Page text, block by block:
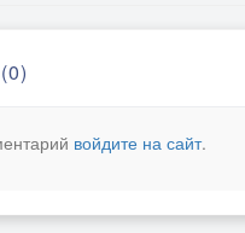
войдите на сайт.